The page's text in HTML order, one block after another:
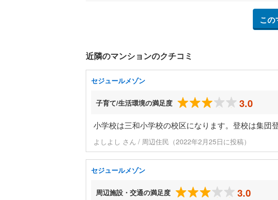
この
近隣のマンションのクチコミ
セジュールメゾン
子育て/生活環境の満足度 3.0
小学校は三和小学校の校区になります。登校は集団
よしよし さん / 周辺住民（2022年2月25日に投稿）
セジュールメゾン
周辺施設・交通の満足度 3.0